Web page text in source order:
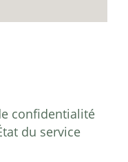
confidentialité
du service